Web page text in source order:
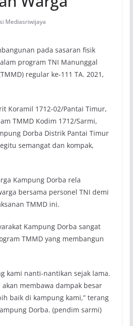
Mediasriwijaya
pada sasaran fisik
program TNI Manunggal
regular ke-111 TA. 2021,
Koramil 1712-02/Pantai Timur,
TMMD Kodim 1712/Sarmi,
Dorba Distrik Pantai Timur
semangat dan kompak,
Kampung Dorba rela
bersama personel TNI demi
TMMD ini.
Kampung Dorba sangat
TMMD yang membangun
kami nanti-nantikan sejak lama.
membawa dampak besar
baik di kampung kami,” terang
Dorba. (pendim sarmi)